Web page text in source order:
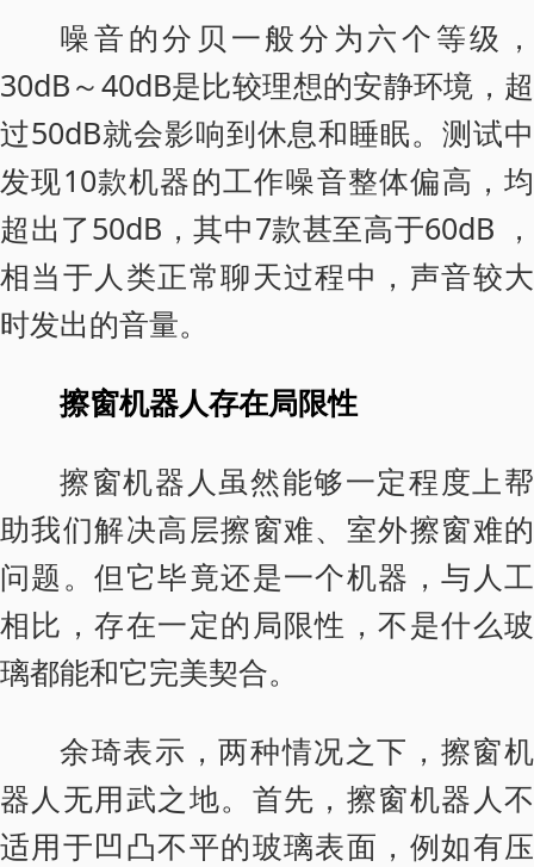
噪音的分贝一般分为六个等级，
30dB～40dB是比较理想的安静环境，超
过50dB就会影响到休息和睡眠。测试中
发现10款机器的工作噪音整体偏高，均
超出了50dB，其中7款甚至高于60dB ，
相当于人类正常聊天过程中，声音较大
时发出的音量。
擦窗机器人存在局限性
擦窗机器人虽然能够一定程度上帮
助我们解决高层擦窗难、室外擦窗难的
问题。但它毕竟还是一个机器，与人工
相比，存在一定的局限性，不是什么玻
璃都能和它完美契合。
余琦表示，两种情况之下，擦窗机
器人无用武之地。首先，擦窗机器人不
适用于凹凸不平的玻璃表面，例如有压